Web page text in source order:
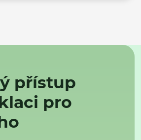
přístup
pro